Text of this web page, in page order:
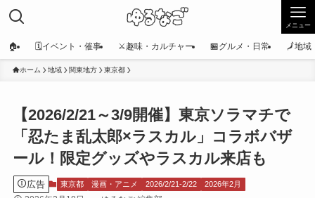
メニュー
🏠 🗓️イベント・催事 ⚔️趣味・カルチャー 🏪グルメ・日常 🗾地域
ホーム 地域 関東地方 東京都
【2026/2/21～3/9開催】東京ソラマチで
「忍たま乱太郎×ラスカル」コラボバザ
ール！限定グッズやラスカル来店も
広告 東京都 漫画・アニメ 2026/2/21-2/22 2026年2月